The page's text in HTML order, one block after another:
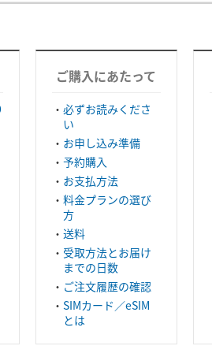
ご購入にあたって
必ずお読みくださ
い
お申し込み準備
予約購入
お支払方法
料金プランの選び
方
送料
受取方法とお届け
までの日数
ご注文履歴の確認
SIMカード／eSIM
とは